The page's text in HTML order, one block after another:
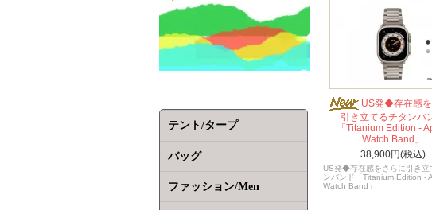
テント/タープ
バッグ
ファッション/Men
US発◆存在感
引き立てるチタンバ
「Titanium Edition -
Watch Band」
38,900円(税込)
US発◆存在感をさらに引き立
ンバンド「Titanium Edition -
Watch Band」